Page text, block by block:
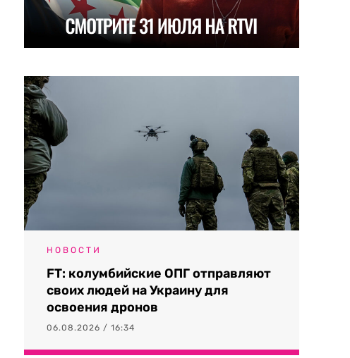
НОВОСТИ
FT: колумбийские ОПГ отправляют
своих людей на Украину для
освоения дронов
06.08.2026 / 16:34